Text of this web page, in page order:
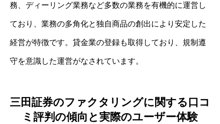
務、ディーリング業務など多数の業務を有機的に運営し
ており、業務の多角化と独自商品の創出により安定した
経営が特徴です。貸金業の登録も取得しており、規制遵
守を意識した運営がなされています。
三田証券のファクタリングに関する口コ
ミ評判の傾向と実際のユーザー体験